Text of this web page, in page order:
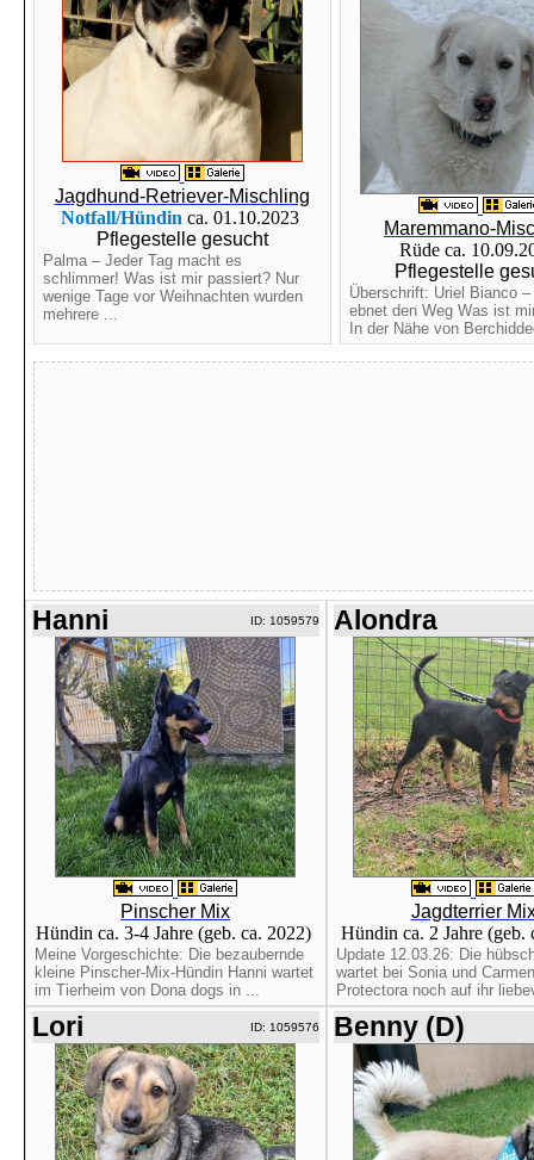
Jagdhund-Retriever-Mischling
Notfall/Hündin ca. 01.10.2023
Pflegestelle gesucht
Palma – Jeder Tag macht es
schlimmer! Was ist mir passiert? Nur
wenige Tage vor Weihnachten wurden
mehrere ...
Maremmano-
Rüde ca.
Pflegestelle
Überschrift: Uriel Bianco –
ebnet den Weg Was ist
In der Nähe von
Hanni ID: 1059579
Pinscher Mix
Hündin ca. 3-4 Jahre (geb. ca. 2022)
Meine Vorgeschichte: Die bezaubernde
kleine Pinscher-Mix-Hündin Hanni wartet
im Tierheim von Dona dogs in ...
Alondra
Jagdterrier
Hündin ca. 2 Jahre (geb.
Update 12.03.26: Die
wartet bei Sonia und
Protectora noch auf ihr
Lori ID: 1059576 Benny (D)